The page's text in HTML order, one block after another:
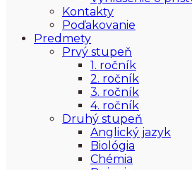
Kontakty
Poďakovanie
Predmety
Prvý stupeň
1. ročník
2. ročník
3. ročník
4. ročník
Druhý stupeň
Anglický jazyk
Biológia
Chémia